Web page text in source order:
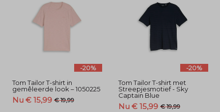
-20%
Tom Tailor T-shirt in
gemêleerde look – 1050225
Nu € 15,99 € 19,99
-20%
Tom Tailor T-shirt met
Streepjesmotief - Sky
Captain Blue
Nu € 15,99 € 19,99